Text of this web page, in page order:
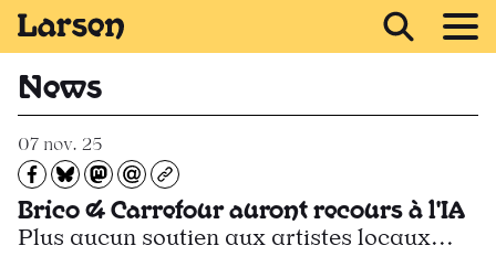
News
07 nov. 25
Partagez sur Facebook
Partager sur Bluesky
Partager sur Mastodon
Partagez par e-mail
Copiez l’url
Brico & Carrefour auront recours à l'IA
Plus aucun soutien aux artistes locaux...